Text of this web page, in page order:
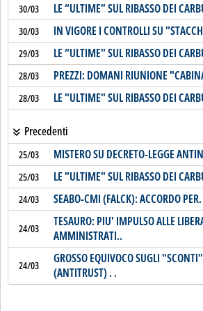
30/03 LE “ULTIME” SUL RIBASSO DEI
30/03 IN VIGORE I CONTROLLI SU
29/03 LE “ULTIME" SUL RIBASSO DEI
28/03 PREZZI: DOMANI RIUNIONE
28/03 LE "ULTIME" SUL RIBASSO DEI
Precedenti
25/03 MISTERO SU DECRETO-LEGGE
25/03 LE "ULTIME" SUL RIBASSO DEI
24/03 SEABO-CMI (FALCK): ACCORDO
24/03
TESAURO: PIU' IMPULSO ALLE
AMMINISTRATI..
24/03
GROSSO EQUIVOCO SUGLI
(ANTITRUST) . .